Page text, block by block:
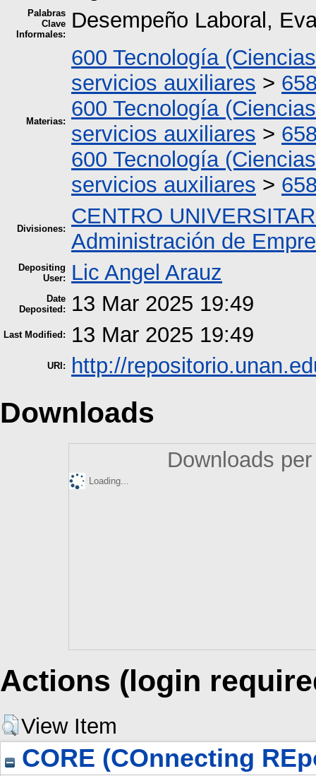
Palabras
Clave
Informales:
Desempeño Laboral,
Materias:
600 Tecnología
servicios auxiliares >
600 Tecnología
servicios auxiliares >
600 Tecnología
servicios auxiliares >
Divisiones:
CENTRO
Administración de
Depositing
User:
Lic Angel Arauz
Date
Deposited:
13 Mar 2025 19:49
Last Modified: 13 Mar 2025 19:49
URI: http://
Downloads
Downloads
Loading...
Actions (login
View Item
CORE (COnnecting